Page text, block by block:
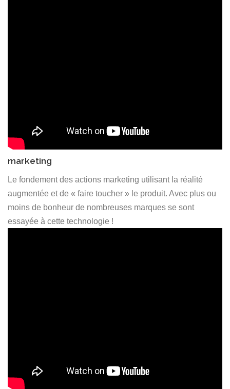
marketing
Le fondement des actions marketing utilisant la réalité
augmentée et de « faire toucher » le produit. Avec plus ou
moins de bonheur de nombreuses marques se sont
essayée à cette technologie !